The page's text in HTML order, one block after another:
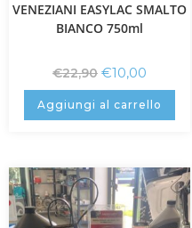
VENEZIANI EASYLAC SMALTO
BIANCO 750ml
€22,90 €10,00
Aggiungi al carrello